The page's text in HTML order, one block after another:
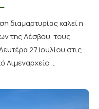
διαμαρτυρίας καλεί η
της Λέσβου, τους
27 Ιουλίου στις
Λιμεναρχείο …